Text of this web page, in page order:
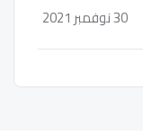
30 نوفمبر 2021